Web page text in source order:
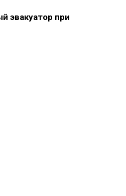
эвакуатор при